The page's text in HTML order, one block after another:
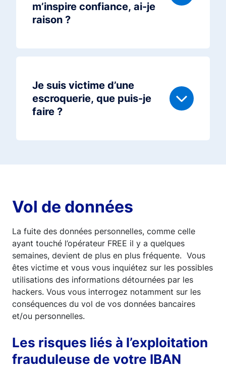
m’inspire confiance, ai-je
raison ?
Je suis victime d’une
escroquerie, que puis-je
faire ?
Vol de données
La fuite des données personnelles, comme celle
ayant touché l’opérateur FREE il y a quelques
semaines, devient de plus en plus fréquente. Vous
êtes victime et vous vous inquiétez sur les possibles
utilisations des informations détournées par les
hackers. Vous vous interrogez notamment sur les
conséquences du vol de vos données bancaires
et/ou personnelles.
Les risques liés à l’exploitation
frauduleuse de votre IBAN